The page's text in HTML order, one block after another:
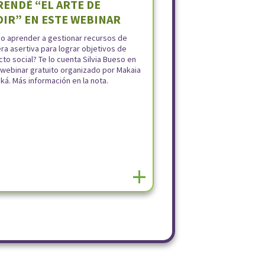
“EL ARTE DE
EN ESTE WEBINAR
aprender a gestionar recursos de
asertiva para lograr objetivos de
social? Te lo cuenta Silvia Bueso en
gratuito organizado por Makaia
Más información en la nota.
+